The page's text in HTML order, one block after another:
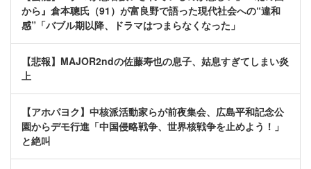
から』倉本聰氏（91）が富良野で語った現代社会への“違和
感”「バブル期以降、ドラマはつまらなくなった」
【悲報】MAJOR2ndの佐藤寿也の息子、姑息すぎてしまい炎
上
【アホパヨク】中核派活動家らが前夜集会、広島平和記念公
園からデモ行進「中国侵略戦争、世界核戦争を止めよう！」
と絶叫